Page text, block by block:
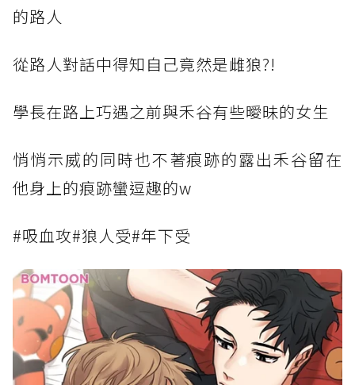
的路人
從路人對話中得知自己竟然是雌狼?!
學長在路上巧遇之前與禾谷有些曖昧的女生
悄悄示威的同時也不著痕跡的露出禾谷留在
他身上的痕跡蠻逗趣的w
#吸血攻#狼人受#年下受